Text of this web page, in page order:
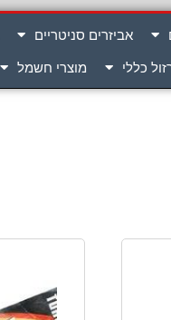
אביזרים סניטריים
כללי
מוצרי חשמל